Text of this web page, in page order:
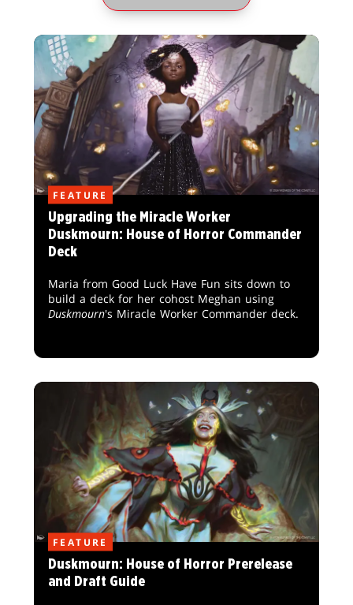
FEATURE
Upgrading the Miracle Worker
Duskmourn: House of Horror Commander
Deck
Maria from Good Luck Have Fun sits down to
build a deck for her cohost Meghan using
Duskmourn's Miracle Worker Commander deck.
FEATURE
Duskmourn: House of Horror Prerelease
and Draft Guide